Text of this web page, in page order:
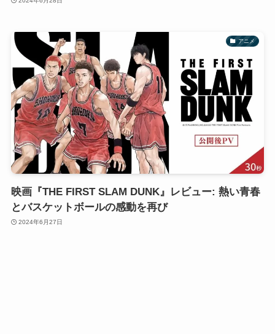
アニメ
映画『THE FIRST SLAM DUNK』レビュー: 熱い青春
とバスケットボールの感動を再び
2024年6月27日